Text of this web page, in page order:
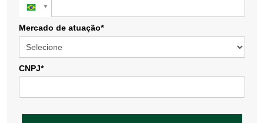
Mercado de atuação*
CNPJ*